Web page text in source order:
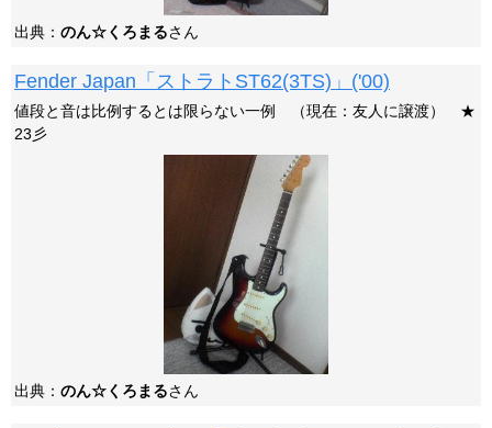
出典： のん☆くろまるさん
Fender Japan「ストラトST62(3TS)」('00)
値段と音は比例するとは限らない一例 （現在：友人に譲渡） ★
23彡
出典： のん☆くろまるさん